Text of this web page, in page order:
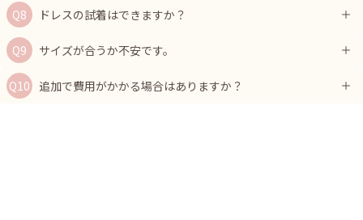
ドレスの試着はできますか？
サイズが合うか不安です。
追加で費用がかかる場合はありますか？